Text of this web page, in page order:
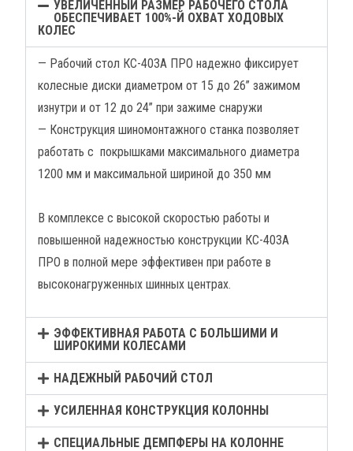
УВЕЛИЧЕННЫЙ РАЗМЕР РАБОЧЕГО СТОЛА
ОБЕСПЕЧИВАЕТ 100%-Й ОХВАТ ХОДОВЫХ
КОЛЕС
— Рабочий стол КС-403А ПРО надежно фиксирует
колесные диски диаметром от 15 до 26” зажимом
изнутри и от 12 до 24” при зажиме снаружи
— Конструкция шиномонтажного станка позволяет
работать с покрышками максимального диаметра
1200 мм и максимальной шириной до 350 мм
В комплексе с высокой скоростью работы и
повышенной надежностью конструкции КС-403А
ПРО в полной мере эффективен при работе в
высоконагруженных шинных центрах.
ЭФФЕКТИВНАЯ РАБОТА С БОЛЬШИМИ И
ШИРОКИМИ КОЛЕСАМИ
НАДЕЖНЫЙ РАБОЧИЙ СТОЛ
УСИЛЕННАЯ КОНСТРУКЦИЯ КОЛОННЫ
СПЕЦИАЛЬНЫЕ ДЕМПФЕРЫ НА КОЛОННЕ